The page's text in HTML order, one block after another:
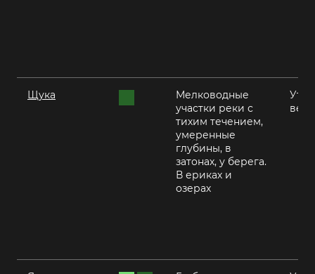
Щука
Мелководные
участки реки с
тихим течением,
умеренные
глубины, в
затонах, у берега.
В ериках и
озерах